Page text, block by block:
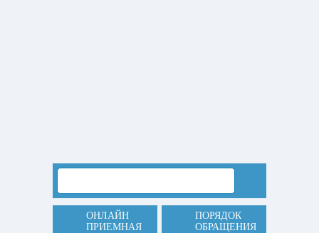
ОНЛАЙН
ПРИЕМНАЯ
ПОРЯДОК
ОБРАЩЕНИЯ